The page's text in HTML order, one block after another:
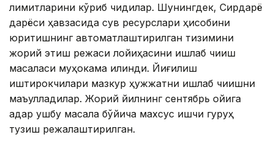
лимитларини кўриб чиқдилар. Шунингдек, Сирдарё
дарёси ҳавзасида сув ресурслари ҳисобини
юритишнинг автоматлаштирилган тизимини
жорий этиш режаси лойиҳасини ишлаб чиқиш
масаласи муҳокама қилинди. Йиғилиш
иштирокчилари мазкур ҳужжатни ишлаб чиқишни
маъқулладилар. Жорий йилнинг сентябрь ойига
қадар ушбу масала бўйича махсус ишчи гуруҳ
тузиш режалаштирилган.